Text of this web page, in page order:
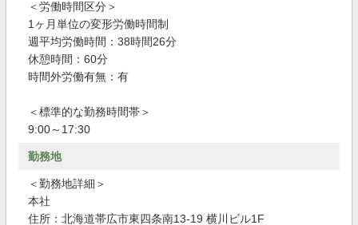
＜労働時間区分＞
1ヶ月単位の変形労働時間制
週平均労働時間：38時間26分
休憩時間：60分
時間外労働有無：有
＜標準的な勤務時間帯＞
9:00～17:30
勤務地
＜勤務地詳細＞
本社
住所：北海道帯広市東四条南13-19 横川ビル1F